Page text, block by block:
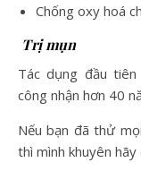
Chống oxy hoá
Trị mụn
Tác dụng đầu
công nhận hơn 40
Nếu bạn đã thử
thì mình khuyên